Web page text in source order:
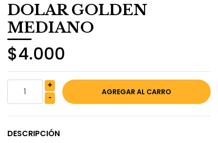
DOLAR GOLDEN
MEDIANO
$4.000
+
-
DESCRIPCIÓN